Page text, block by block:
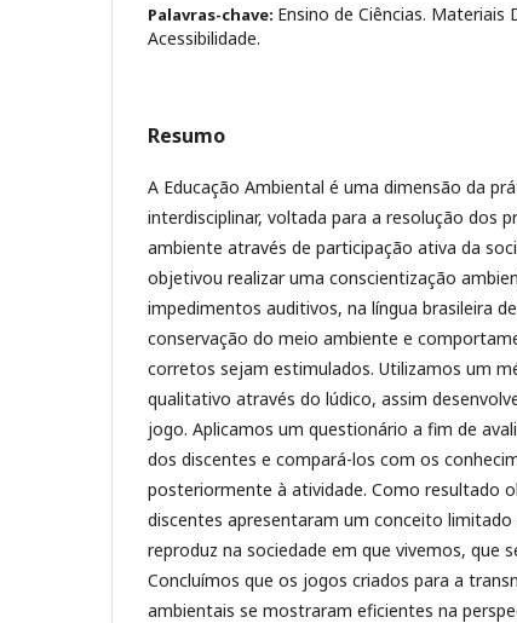
Palavras-chave: Ensino de Ciências. Materiais
Acessibilidade.
Resumo
A Educação Ambiental é uma dimensão da
interdisciplinar, voltada para a resolução dos
ambiente através de participação ativa da
objetivou realizar uma conscientização
impedimentos auditivos, na língua brasileira
conservação do meio ambiente e
corretos sejam estimulados. Utilizamos um
qualitativo através do lúdico, assim
jogo. Aplicamos um questionário a fim de
dos discentes e compará-los com os
posteriormente à atividade. Como resultado
discentes apresentaram um conceito
reproduz na sociedade em que vivemos, que
Concluímos que os jogos criados para a
ambientais se mostraram eficientes na